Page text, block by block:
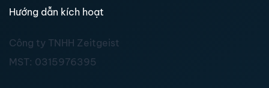
Hướng dẫn kích hoạt
Công ty TNHH Zeitgeist
MST: 0315976395